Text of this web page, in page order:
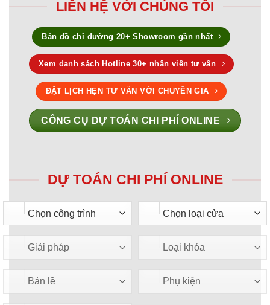
LIÊN HỆ VỚI CHÚNG TÔI
Bản đồ chỉ đường 20+ Showroom gần nhất
Xem danh sách Hotline 30+ nhân viên tư vấn
ĐẶT LỊCH HẸN TƯ VẤN VỚI CHUYÊN GIA
CÔNG CỤ DỰ TOÁN CHI PHÍ ONLINE
DỰ TOÁN CHI PHÍ ONLINE